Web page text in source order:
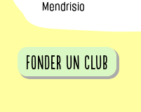
Mendrisio
fonder un club